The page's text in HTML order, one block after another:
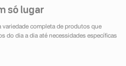
só lugar
variedade completa de produtos que
do dia a dia até necessidades específicas